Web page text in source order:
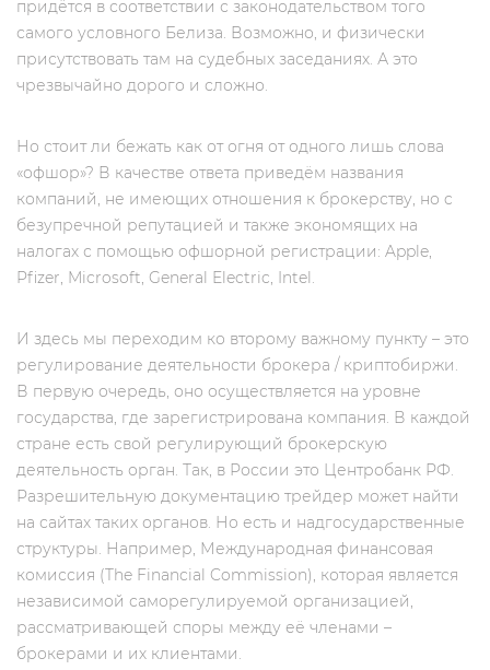
придётся в соответствии с законодательством того
самого условного Белиза. Возможно, и физически
присутствовать там на судебных заседаниях. А это
чрезвычайно дорого и сложно.
Но стоит ли бежать как от огня от одного лишь слова
«офшор»? В качестве ответа приведём названия
компаний, не имеющих отношения к брокерству, но c
безупречной репутацией и также экономящих на
налогах с помощью офшорной регистрации: Apple,
Pfizer, Microsoft, General Electric, Intel.
И здесь мы переходим ко второму важному пункту – это
регулирование деятельности брокера / криптобиржи.
В первую очередь, оно осуществляется на уровне
государства, где зарегистрирована компания. В каждой
стране есть свой регулирующий брокерскую
деятельность орган. Так, в России это Центробанк РФ.
Разрешительную документацию трейдер может найти
на сайтах таких органов. Но есть и надгосударственные
структуры. Например, Международная финансовая
комиссия (The Financial Commission), которая является
независимой саморегулируемой организацией,
рассматривающей споры между её членами –
брокерами и их клиентами.